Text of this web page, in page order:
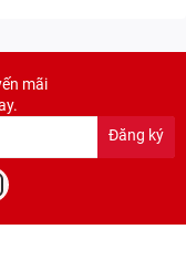
mãi
Đăng ký